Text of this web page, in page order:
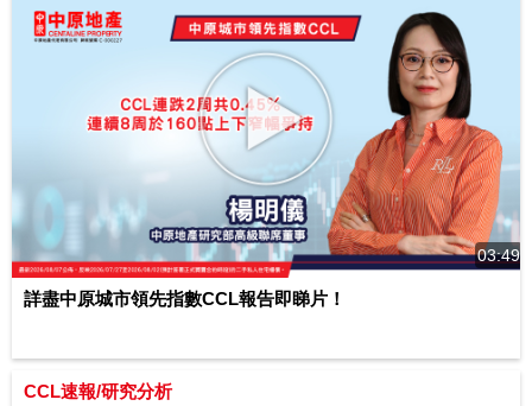
03:49
詳盡中原城市領先指數CCL報告即睇片！
CCL速報/研究分析